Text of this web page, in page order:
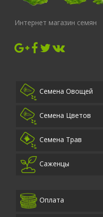
Интернет магазин семян
Семена Овощей
Семена Цветов
Семена Трав
Саженцы
Оплата